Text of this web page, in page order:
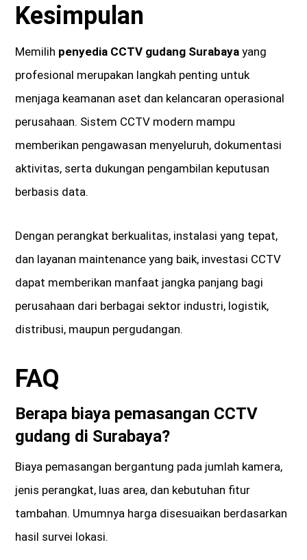
Kesimpulan
Memilih penyedia CCTV gudang Surabaya yang
profesional merupakan langkah penting untuk
menjaga keamanan aset dan kelancaran operasional
perusahaan. Sistem CCTV modern mampu
memberikan pengawasan menyeluruh, dokumentasi
aktivitas, serta dukungan pengambilan keputusan
berbasis data.
Dengan perangkat berkualitas, instalasi yang tepat,
dan layanan maintenance yang baik, investasi CCTV
dapat memberikan manfaat jangka panjang bagi
perusahaan dari berbagai sektor industri, logistik,
distribusi, maupun pergudangan.
FAQ
Berapa biaya pemasangan CCTV
gudang di Surabaya?
Biaya pemasangan bergantung pada jumlah kamera,
jenis perangkat, luas area, dan kebutuhan fitur
tambahan. Umumnya harga disesuaikan berdasarkan
hasil survei lokasi.